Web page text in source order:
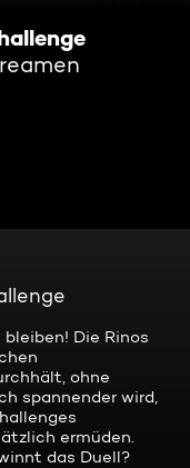
Die Rinos
ohne
spannender wird,
ermüden.
das Duell?